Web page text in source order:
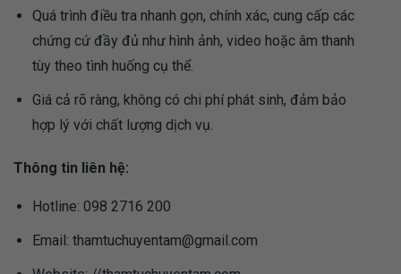
Quá trình điều tra nhanh gọn, chính xác, cung cấp các
chứng cứ đầy đủ như hình ảnh, video hoặc âm thanh
tùy theo tình huống cụ thể.
Giá cả rõ ràng, không có chi phí phát sinh, đảm bảo
hợp lý với chất lượng dịch vụ.
Thông tin liên hệ:
Hotline: 098 2716 200
Email: thamtuchuyentam@gmail.com